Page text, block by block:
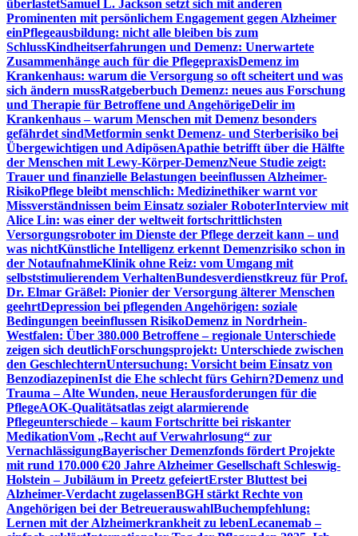
überlastetSamuel L. Jackson setzt sich mit anderen
Prominenten mit persönlichem Engagement gegen Alzheimer
einPflegeausbildung: nicht alle bleiben bis zum
SchlussKindheitserfahrungen und Demenz: Unerwartete
Zusammenhänge auch für die PflegepraxisDemenz im
Krankenhaus: warum die Versorgung so oft scheitert und was
sich ändern mussRatgeberbuch Demenz: neues aus Forschung
und Therapie für Betroffene und AngehörigeDelir im
Krankenhaus – warum Menschen mit Demenz besonders
gefährdet sindMetformin senkt Demenz- und Sterberisiko bei
Übergewichtigen und AdipösenApathie betrifft über die Hälfte
der Menschen mit Lewy-Körper-DemenzNeue Studie zeigt:
Trauer und finanzielle Belastungen beeinflussen Alzheimer-
RisikoPflege bleibt menschlich: Medizinethiker warnt vor
Missverständnissen beim Einsatz sozialer RoboterInterview mit
Alice Lin: was einer der weltweit fortschrittlichsten
Versorgungsroboter im Dienste der Pflege derzeit kann – und
was nichtKünstliche Intelligenz erkennt Demenzrisiko schon in
der NotaufnahmeKlinik ohne Reiz: vom Umgang mit
selbststimulierendem VerhaltenBundesverdienstkreuz für Prof.
Dr. Elmar Gräßel: Pionier der Versorgung älterer Menschen
geehrtDepression bei pflegenden Angehörigen: soziale
Bedingungen beeinflussen RisikoDemenz in Nordrhein-
Westfalen: Über 380.000 Betroffene – regionale Unterschiede
zeigen sich deutlichForschungsprojekt: Unterschiede zwischen
den GeschlechternUntersuchung: Vorsicht beim Einsatz von
BenzodiazepinenIst die Ehe schlecht fürs Gehirn?Demenz und
Trauma – Alte Wunden, neue Herausforderungen für die
PflegeAOK-Qualitätsatlas zeigt alarmierende
Pflegeunterschiede – kaum Fortschritte bei riskanter
MedikationVom „Recht auf Verwahrlosung“ zur
VernachlässigungBayerischer Demenzfonds fördert Projekte
mit rund 170.000 €20 Jahre Alzheimer Gesellschaft Schleswig-
Holstein – Jubiläum in Preetz gefeiertErster Bluttest bei
Alzheimer-Verdacht zugelassenBGH stärkt Rechte von
Angehörigen bei der BetreuerauswahlBuchempfehlung:
Lernen mit der Alzheimerkrankheit zu lebenLecanemab –